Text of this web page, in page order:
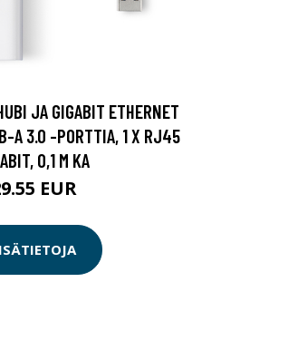
JA GIGABIT ETHERNET
A 3.0 -PORTTIA, 1 X RJ45
0,1 M KA
EUR